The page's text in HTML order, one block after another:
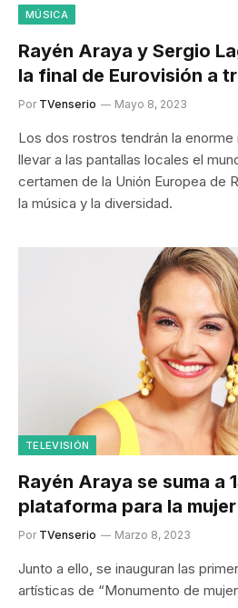
MÚSICA
Rayén Araya y Sergio
la final de Eurovisión a
Por TVenserio Mayo 8, 2023
Los dos rostros tendrán la
llevar a las pantallas locales el
certamen de la Unión Europea de
la música y la diversidad.
TELEVISIÓN
Rayén Araya se suma a
plataforma para la mujer
Por TVenserio Marzo 8, 2023
Junto a ello, se inauguran las
artísticas de “Monumento de